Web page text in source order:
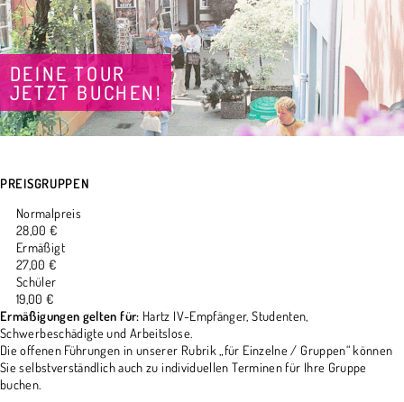
DEINE TOUR
JETZT BUCHEN!
PREISGRUPPEN
Normalpreis
28,00 €
Ermäßigt
27,00 €
Schüler
19,00 €
Ermäßigungen gelten für: Hartz IV-Empfänger, Studenten,
Schwerbeschädigte und Arbeitslose.
Die offenen Führungen in unserer Rubrik „für Einzelne / Gruppen“ können
Sie selbstverständlich auch zu individuellen Terminen für Ihre Gruppe
buchen.